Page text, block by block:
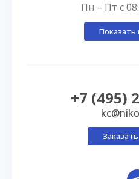
Пн – Пт с
Показать
+7 (495)